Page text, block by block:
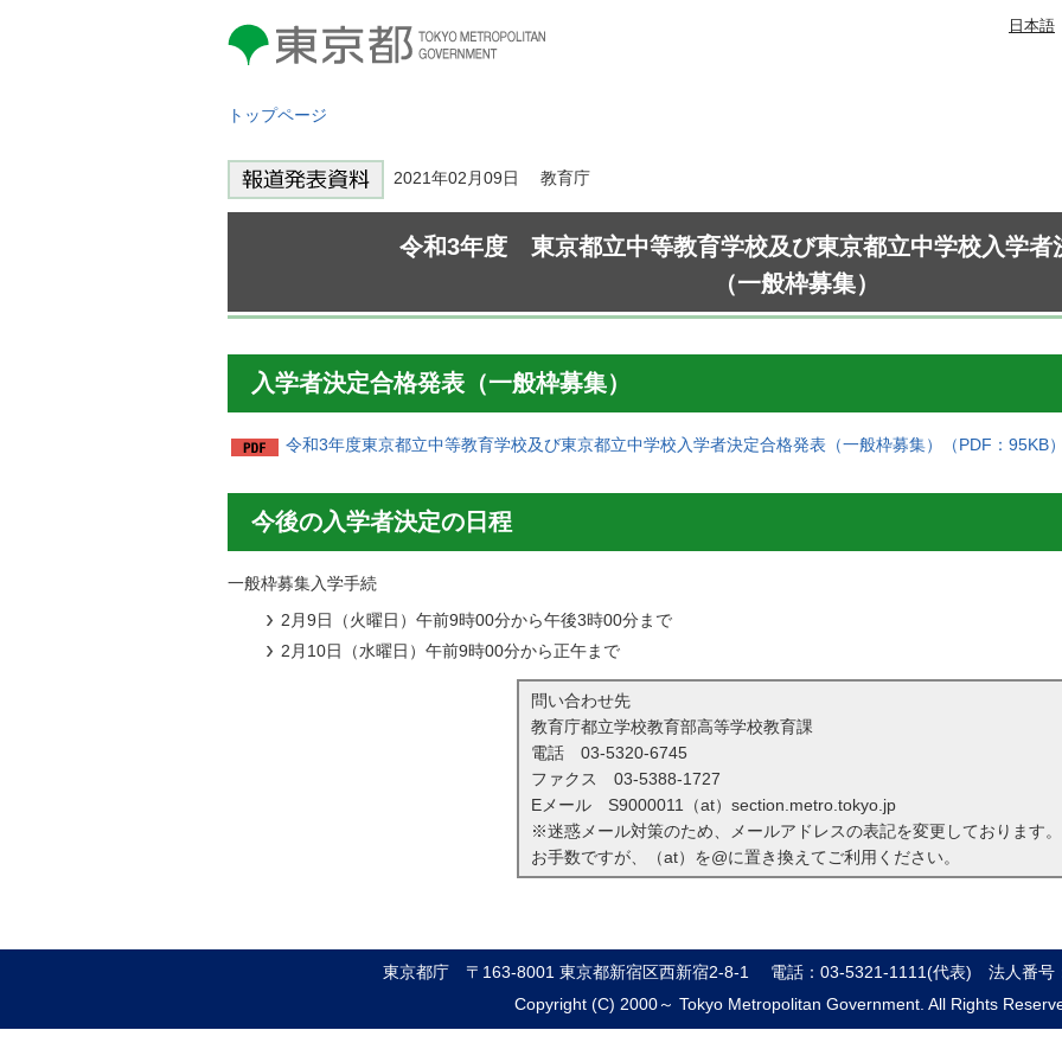
東京都 TOKYO METROPOLITAN
GOVERNMENT
日本語
トップページ
2021年02月09日 教育庁
令和3年度 東京都立中等教育学校及び東京都立中学校入学者
（一般枠募集）
入学者決定合格発表（一般枠募集）
令和3年度東京都立中等教育学校及び東京都立中学校入学者決定合格発表（一般枠募集）（PDF：95KB）
今後の入学者決定の日程
一般枠募集入学手続
2月9日（火曜日）午前9時00分から午後3時00分まで
2月10日（水曜日）午前9時00分から正午まで
問い合わせ先
教育庁都立学校教育部高等学校教育課
電話 03-5320-6745
ファクス 03-5388-1727
Eメール S9000011（at）section.metro.tokyo.jp
※迷惑メール対策のため、メールアドレスの表記を変更しております。
お手数ですが、（at）を@に置き換えてご利用ください。
東京都庁 〒163-8001 東京都新宿区西新宿2-8-1 電話：03-5321-1111(代表)
法人番号
Copyright (C) 2000～ Tokyo Metropolitan Government. All Rights